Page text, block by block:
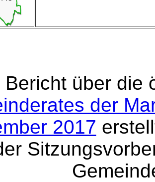
Bericht über die
der
2017